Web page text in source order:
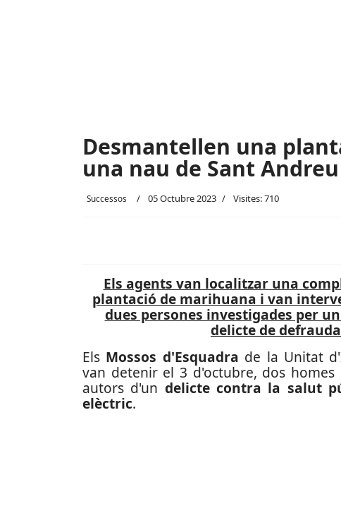
Desmantellen una
una nau de Sant Andreu
Successos 05 Octubre 2023 Visites: 710
Els agents van localitzar una
plantació de marihuana i van
dues persones investigades per
delicte de
Els Mossos d'Esquadra de la Unitat
van detenir el 3 d'octubre, dos
autors d'un delicte contra la salut
elèctric.